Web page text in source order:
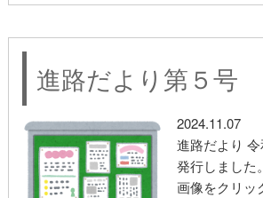
よ
６
号”
の
進路だより第５号
2024.11.07
進路だより
発行しました
画像をクリッ